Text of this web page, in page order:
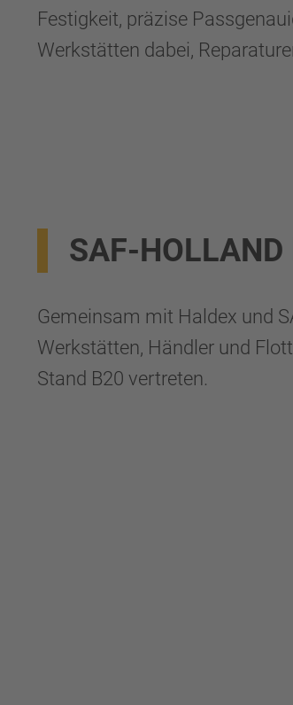
Festigkeit, präzise
Werkstätten dabei,
SAF-
Gemeinsam mit Haldex und
Werkstätten, Händler und
Stand B20 vertreten.